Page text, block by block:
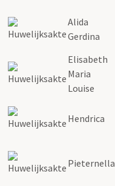
Alida
Gerdina
Elisabeth
Maria
Louise
Hendrica
Pieternella